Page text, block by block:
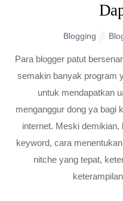
Blogging
Para blogger patut
semakin banyak program
untuk mendapatkan
menganggur dong ya bagi
internet. Meski demikian,
keyword, cara
nitche yang tepat,